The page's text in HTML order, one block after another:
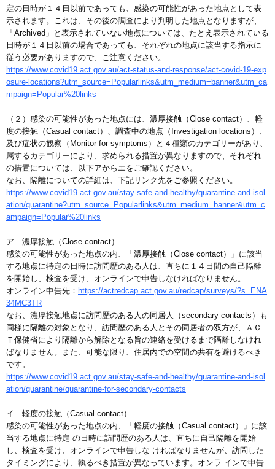
定の日時が１４日以前であっても、感染の可能性があった地点として表
示されます。これは、その後の調査により判明した地点となりますが、
「Archived」と表示されていない地点については、たとえ表示されている
日時が１４日以前の場合であっても、それぞれの地点に該当する指示に
従う必要がありますので、ご注意ください。
https://www.covid19.act.gov.au/act-status-and-response/act-covid-19-exp
osure-locations?utm_source=Popularlinks&utm_medium=banner&utm_ca
mpaign=Popular%20links
（２）感染の可能性があった地点には、濃厚接触（Close contact）、軽
度の接触（Casual contact）、調査中の地点（Investigation locations）、
及び症状の観察（Monitor for symptoms）と４種類のカテゴリーがあり、
属するカテゴリーにより、求められる措置が異なりますので、それぞれ
の措置については、以下アからエをご確認ください。
なお、隔離についての詳細は、下記リンク先をご参照ください。
https://www.covid19.act.gov.au/stay-safe-and-healthy/quarantine-and-isol
ation/quarantine?utm_source=Popularlinks&utm_medium=banner&utm_c
ampaign=Popular%20links
ア 濃厚接触（Close contact）
感染の可能性があった地点の内、「濃厚接触（Close contact）」に該当
する地点に特定の日時に訪問歴のある人は、直ちに１４日間の自己隔離
を開始し、検査を受け、オンラインで申告しなければなりません。
オンライン申告先： https://actredcap.act.gov.au/redcap/surveys/?s=ENA
34MC3TR
なお、濃厚接触地点に訪問歴のある人の同居人（secondary contacts）も
同様に隔離の対象となり、訪問歴のある人とその同居者の双方が、ＡＣ
Ｔ保健省により隔離から解除となる旨の連絡を受けるまで隔離しなけれ
ばなりません。また、可能な限り、住居内での空間の共有を避けるべき
です。
https://www.covid19.act.gov.au/stay-safe-and-healthy/quarantine-and-isol
ation/quarantine/quarantine-for-secondary-contacts
イ 軽度の接触（Casual contact）
感染の可能性があった地点の内、「軽度の接触（Casual contact）」に該
当する地点に特定 の日時に訪問歴のある人は、直ちに自己隔離を開始
し、検査を受け、オンラインで申告しな ければなりませんが、訪問した
タイミングにより、執るべき措置が異なっています。オンラ インで申告